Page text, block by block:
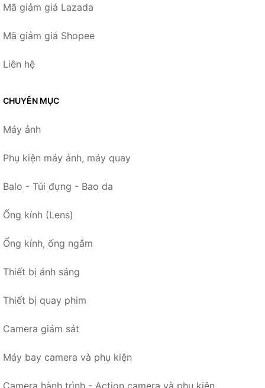
Mã giảm giá Lazada
Mã giảm giá Shopee
Liên hệ
CHUYÊN MỤC
Máy ảnh
Phụ kiện máy ảnh, máy quay
Balo - Túi đựng - Bao da
Ống kính (Lens)
Ống kính, ống ngắm
Thiết bị ánh sáng
Thiết bị quay phim
Camera giám sát
Máy bay camera và phụ kiện
Camera hành trình - Action camera và phụ kiện